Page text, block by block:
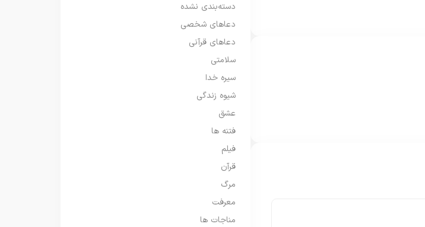
دسته‌بندی نشده
دعاهای شخصی
دعاهای قرآنی
سلامتی
سیره خدا
شیوه زندگی
عشق
فتنه ها
فیلم
قرآن
مرگ
معرفت
مناجات ها